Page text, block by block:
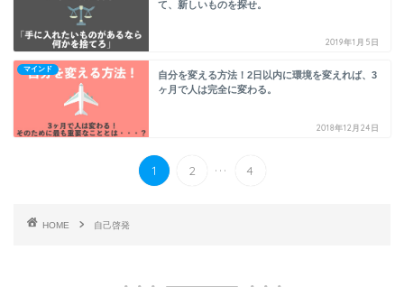
て、新しいものを探せ。
2019年1月5日
マインド
自分を変える方法！2日以内に環境を変えれば、3
ヶ月で人は完全に変わる。
2018年12月24日
1 2 ... 4
HOME 自己啓発